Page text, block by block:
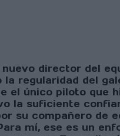
director del
regularidad del
el único piloto que
la suficiente
su compañero de
mí, ese es un